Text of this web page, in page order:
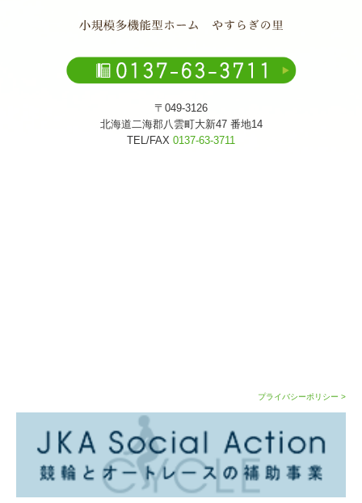
〒049-3126
北海道二海郡八雲町大新47 番地14
TEL/FAX 0137-63-3711
プライバシーポリシー >